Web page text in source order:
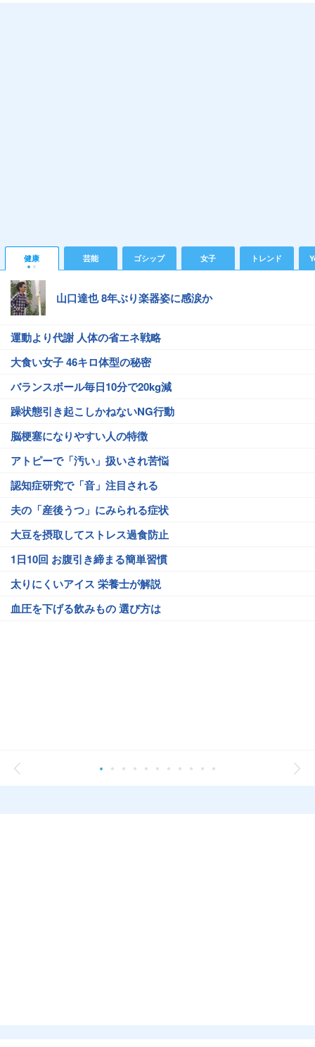
健康 芸能 ゴシップ 女子 トレンド
山口達也 8年ぶり楽器姿に感涙か
運動より代謝 人体の省エネ戦略
大食い女子 46キロ体型の秘密
バランスボール毎日10分で20kg減
躁状態引き起こしかねないNG行動
脳梗塞になりやすい人の特徴
アトピーで「汚い」扱いされ苦悩
認知症研究で「音」注目される
夫の「産後うつ」にみられる症状
大豆を摂取してストレス過食防止
1日10回 お腹引き締まる簡単習慣
太りにくいアイス 栄養士が解説
血圧を下げる飲みもの 選び方は